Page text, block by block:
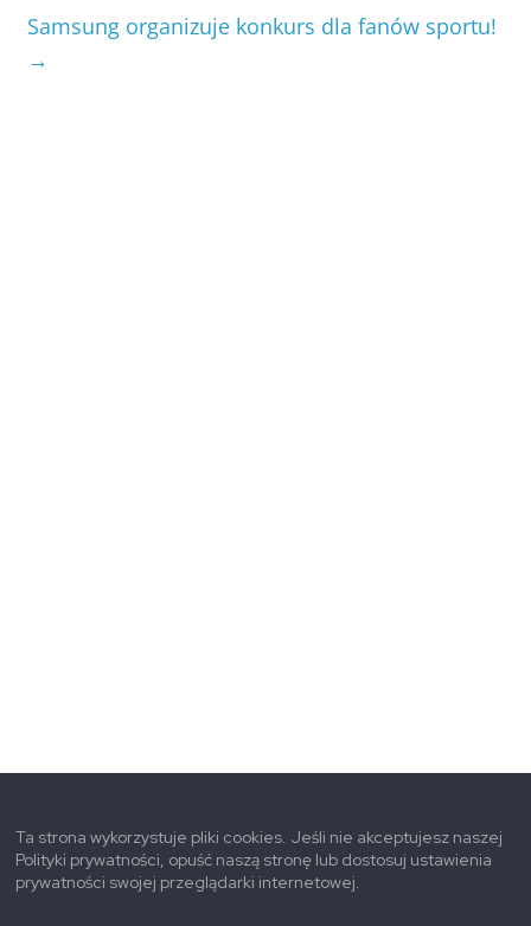
Samsung organizuje konkurs dla fanów sportu!
→
Ta strona wykorzystuje pliki cookies. Jeśli nie akceptujesz naszej
Polityki prywatności, opuść naszą stronę lub dostosuj ustawienia
prywatności swojej przeglądarki internetowej.